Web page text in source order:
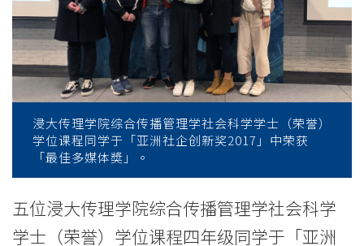
企
创
新
2017」
荣
获
浸大传理学院综合传播管理学社会科学学士（荣誉）
学位课程同学于「亚洲社企创新奖2017」中荣获
「最佳多媒体奬」。
五位浸大传理学院综合传播管理学社会科学
学士（荣誉）学位课程四年级同学于「亚洲